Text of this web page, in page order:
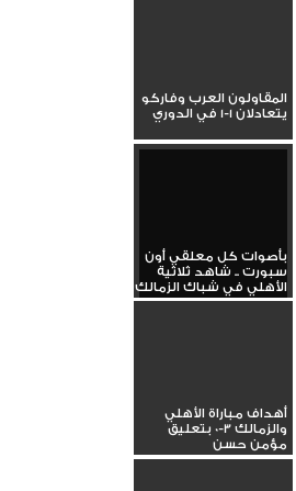
المقاولون العرب وفاركو
يتعادلان 1-1 في الدوري
بأصوات كل معلقي أون
سبورت .. شاهد ثلاثية
الأهلي في شباك الزمالك
أهداف مباراة الأهلي
والزمالك 3-0 بتعليق
مؤمن حسن